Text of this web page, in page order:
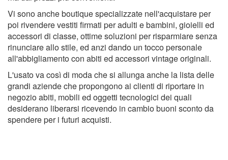
Vi sono anche boutique specializzate nell'acquistare per
poi rivendere vestiti firmati per adulti e bambini, gioielli ed
accessori di classe, ottime soluzioni per risparmiare senza
rinunciare allo stile, ed anzi dando un tocco personale
all'abbigliamento con abiti ed accessori vintage originali.
L'usato va così di moda che si allunga anche la lista delle
grandi aziende che propongono ai clienti di riportare in
negozio abiti, mobili ed oggetti tecnologici dei quali
desiderano liberarsi ricevendo in cambio buoni sconto da
spendere per i futuri acquisti.